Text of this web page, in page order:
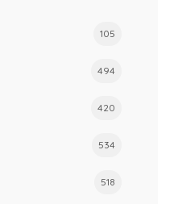
105
494
420
534
518